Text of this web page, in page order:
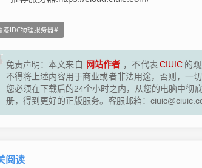
港IDC物理服务器
免责声明：本文来自 网站作者 ，不代表 CIUIC 的
不得将上述内容用于商业或者非法用途，否则，一
您必须在下载后的24个小时之内，从您的电脑中彻
册，得到更好的正版服务。客服邮箱：
阅读